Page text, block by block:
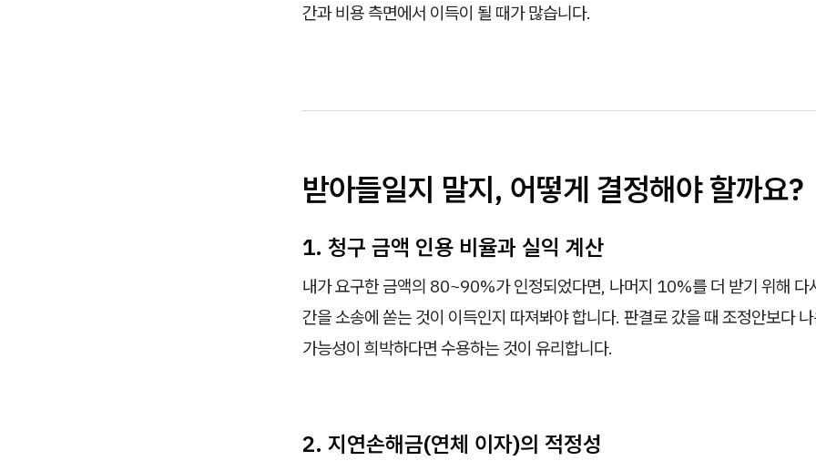
간과 비용 측면에서 이득이 될 때가 많습니다.
받아들일지 말지, 어떻게 결정해야 할까요?
1. 청구 금액 인용 비율과 실익 계산
내가 요구한 금액의 80~90%가 인정되었다면, 나머지 10%를 더 받기 위해 다
간을 소송에 쏟는 것이 이득인지 따져봐야 합니다. 판결로 갔을 때 조정안보다
가능성이 희박하다면 수용하는 것이 유리합니다.
2. 지연손해금(연체 이자)의 적정성